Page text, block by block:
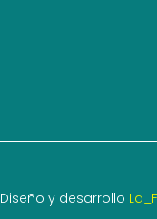
Diseño y desarrollo